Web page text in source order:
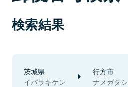
検索結果
茨城県
イバラキケン
行方市
ナメガタシ